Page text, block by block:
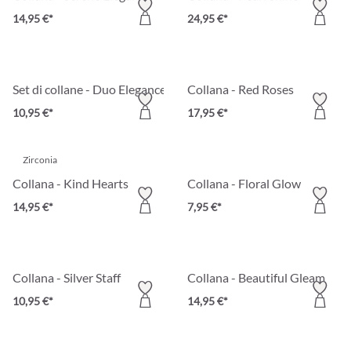
14,95 €* 24,95 €*
Set di collane - Duo Elegance
10,95 €*
Collana - Red Roses
17,95 €*
Zirconia
Collana - Kind Hearts
14,95 €*
Collana - Floral Glow
7,95 €*
Collana - Silver Staff
10,95 €*
Collana - Beautiful Gleam
14,95 €*